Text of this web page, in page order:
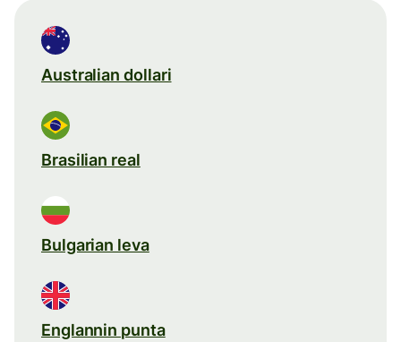
Australian dollari
Brasilian real
Bulgarian leva
Englannin punta